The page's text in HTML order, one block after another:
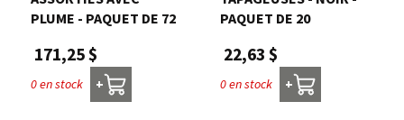
PLUME - PAQUET DE 72
171,25 $
0 en stock +
PAQUET DE 20
22,63 $
0 en stock +